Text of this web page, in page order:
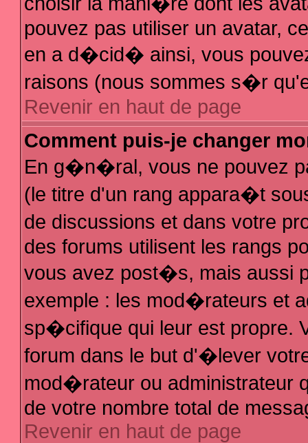
pouvez pas utiliser un avatar,
en a d�cid� ainsi, vous
raisons (nous sommes s�r
Revenir en haut de page
Comment puis-je changer
En g�n�ral, vous ne pouvez
(le titre d'un rang appara�t
de discussions et dans votre
des forums utilisent les rangs
vous avez post�s, mais aussi
exemple : les mod�rateurs et
sp�cifique qui leur est propre.
forum dans le but d'�lever
mod�rateur ou administrateur
de votre nombre total de
Revenir en haut de page